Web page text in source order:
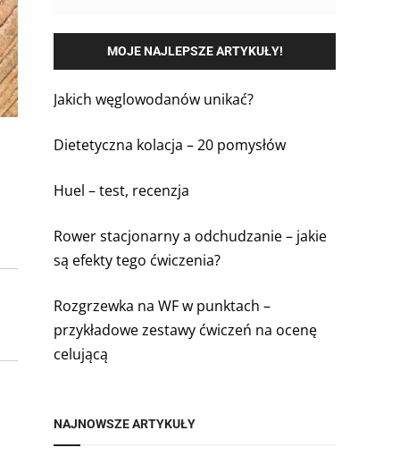
MOJE NAJLEPSZE ARTYKUŁY!
Jakich węglowodanów unikać?
Dietetyczna kolacja – 20 pomysłów
Huel – test, recenzja
Rower stacjonarny a odchudzanie – jakie
są efekty tego ćwiczenia?
Rozgrzewka na WF w punktach –
przykładowe zestawy ćwiczeń na ocenę
celującą
NAJNOWSZE ARTYKUŁY